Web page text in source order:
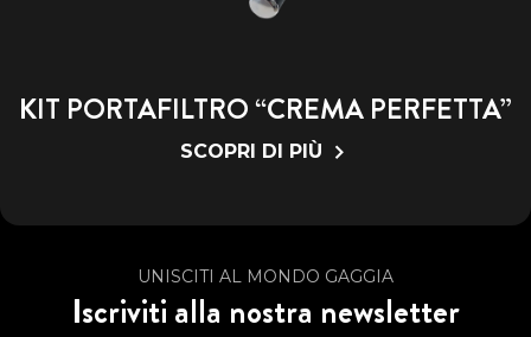
KIT PORTAFILTRO “CREMA PERFETTA”
SCOPRI DI PIÙ
UNISCITI AL MONDO GAGGIA
Iscriviti alla nostra newsletter